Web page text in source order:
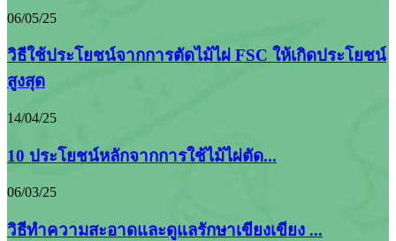
06/05/25
วิธีใช้ประโยชน์จากการตัดไม้ไผ่ FSC ให้เกิดประโยชน์
สูงสุด
14/04/25
10 ประโยชน์หลักจากการใช้ไม้ไผ่ตัด...
06/03/25
วิธีทำความสะอาดและดูแลรักษาเขียงเขียง ...